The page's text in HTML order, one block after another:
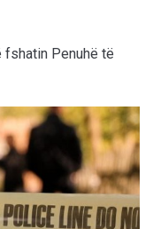
fshatin Penuhë të